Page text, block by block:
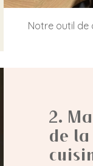
Notre outil de
2.
de la